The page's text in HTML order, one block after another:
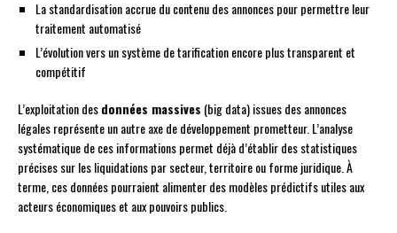
La standardisation accrue du contenu des annonces pour permettre leur
traitement automatisé
L’évolution vers un système de tarification encore plus transparent et
compétitif
L’exploitation desdonnées massives (big data) issues des annonces
légales représente un autre axe de développement prometteur. L’analyse
systématique de ces informations permet déjà d’établir des statistiques
précises sur les liquidations par secteur, territoire ou forme juridique. À
terme, ces données pourraient alimenter des modèles prédictifs utiles aux
acteurs économiques et aux pouvoirs publics.